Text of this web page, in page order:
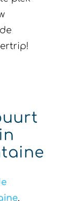
De
te
en